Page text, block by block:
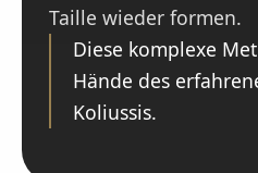
Taille wieder formen.
Diese komplexe
Hände des
Koliussis.